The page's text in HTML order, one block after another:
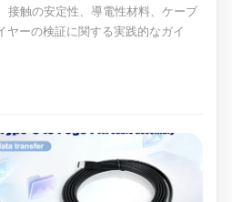
接触の安定性、導電性材料、ケーブ
ヤーの検証に関する実践的なガイ